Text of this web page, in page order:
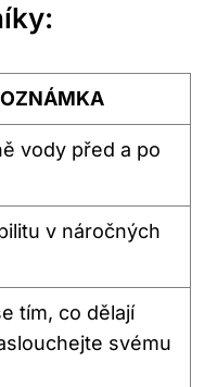
vody před a po
v náročných
tím, co dělají
svému